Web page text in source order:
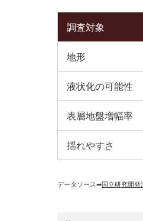
調査対象
地形
液状化の可能性
表層地盤増幅率
揺れやすさ
データソース➡︎国立研究開